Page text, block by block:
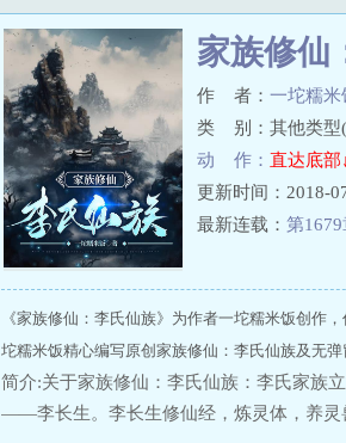
家族修仙
作 者： 一坨糯米
类 别：其他类型(
动 作： 直达底部
更新时间：2018-
最新连载： 第
《家族修仙：李氏仙族》为作者一坨糯米饭创作
坨糯米饭精心编写原创家族修仙：李氏仙族及无
简介:关于家族修仙：李氏仙族：李氏家族
——李长生。李长生修仙经，炼灵体，养灵